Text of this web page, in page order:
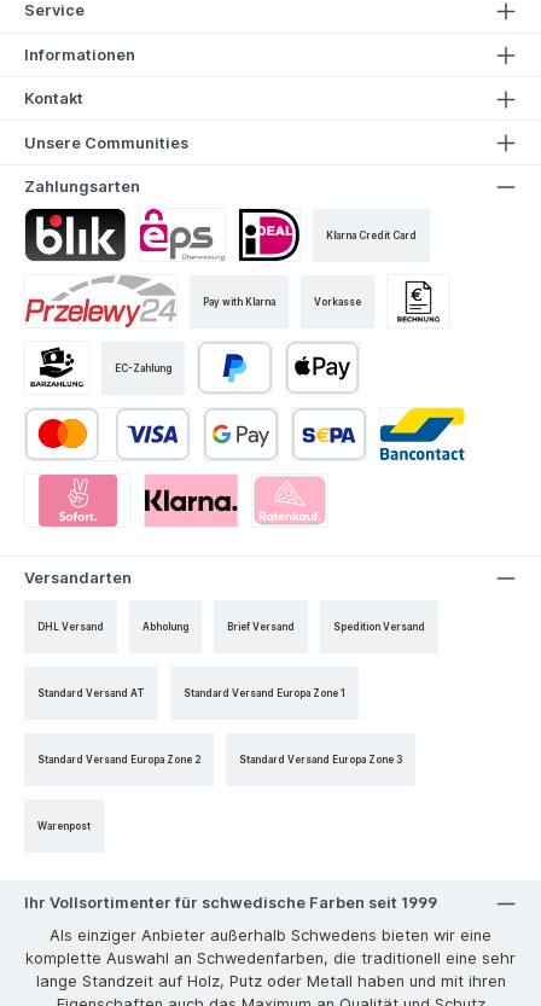
Service
Informationen
Kontakt
Unsere Communities
Zahlungsarten
Klarna Credit Card
Pay with Klarna Vorkasse
EC-Zahlung
Versandarten
DHL Versand Abholung Brief Versand Spedition Versand
Standard Versand AT Standard Versand Europa Zone 1
Standard Versand Europa Zone 2 Standard Versand Europa Zone 3
Warenpost
Ihr Vollsortimenter für schwedische Farben seit 1999
Als einziger Anbieter außerhalb Schwedens bieten wir eine
komplette Auswahl an Schwedenfarben, die traditionell eine sehr
lange Standzeit auf Holz, Putz oder Metall haben und mit ihren